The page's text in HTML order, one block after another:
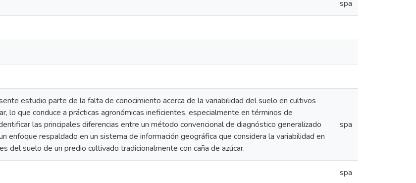
spa
estudio parte de la falta de conocimiento acerca de la variabilidad del suelo en cultivos
lo que conduce a prácticas agronómicas ineficientes, especialmente en términos de
las principales diferencias entre un método convencional de diagnóstico generalizado
enfoque respaldado en un sistema de información geográfica que considera la variabilidad en
del suelo de un predio cultivado tradicionalmente con caña de azúcar.
spa
spa